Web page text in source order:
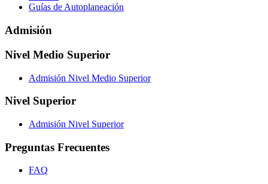
Guías de Autoplaneación
Admisión
Nivel Medio Superior
Admisión Nivel Medio Superior
Nivel Superior
Admisión Nivel Superior
Preguntas Frecuentes
FAQ